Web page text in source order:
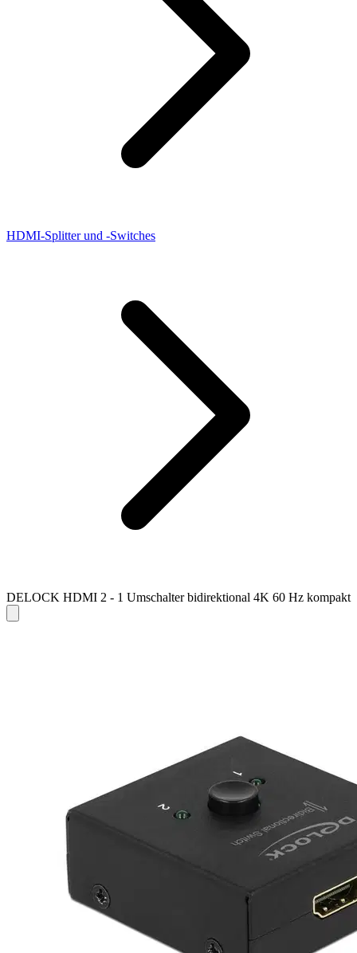
HDMI-Splitter und -Switches
DELOCK HDMI 2 - 1 Umschalter bidirektional 4K 60 Hz kompakt